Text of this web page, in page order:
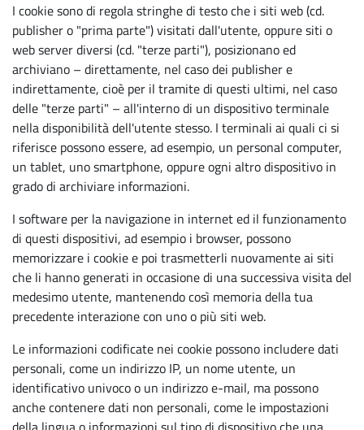
I cookie sono di regola stringhe di testo che i siti web (cd.
publisher o "prima parte") visitati dall'utente, oppure siti o
web server diversi (cd. "terze parti"), posizionano ed
archiviano – direttamente, nel caso dei publisher e
indirettamente, cioè per il tramite di questi ultimi, nel caso
delle "terze parti" – all'interno di un dispositivo terminale
nella disponibilità dell'utente stesso. I terminali ai quali ci si
riferisce possono essere, ad esempio, un personal computer,
un tablet, uno smartphone, oppure ogni altro dispositivo in
grado di archiviare informazioni.
I software per la navigazione in internet ed il funzionamento
di questi dispositivi, ad esempio i browser, possono
memorizzare i cookie e poi trasmetterli nuovamente ai siti
che li hanno generati in occasione di una successiva visita del
medesimo utente, mantenendo così memoria della tua
precedente interazione con uno o più siti web.
Le informazioni codificate nei cookie possono includere dati
personali, come un indirizzo IP, un nome utente, un
identificativo univoco o un indirizzo e-mail, ma possono
anche contenere dati non personali, come le impostazioni